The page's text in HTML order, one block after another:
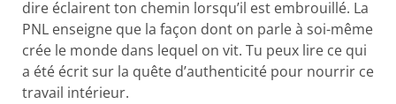
dire éclairent ton chemin lorsqu’il est embrouillé. La
PNL enseigne que la façon dont on parle à soi-même
crée le monde dans lequel on vit. Tu peux lire ce qui
a été écrit sur la quête d’authenticité pour nourrir ce
travail intérieur.